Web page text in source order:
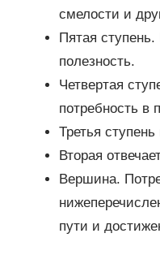
смелости и
Пятая
полезность.
Четвертая
потребность в
Третья
Вторая
Вершина.
пути и